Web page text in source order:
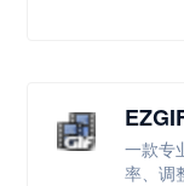
一款专
率、调